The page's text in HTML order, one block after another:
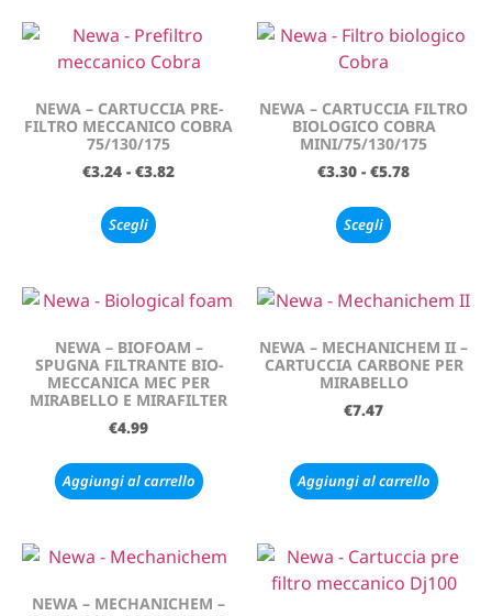
NEWA – CARTUCCIA PRE-
FILTRO MECCANICO COBRA
75/130/175
€3.24 - €3.82
Scegli
NEWA – CARTUCCIA FILTRO
BIOLOGICO COBRA
MINI/75/130/175
€3.30 - €5.78
Scegli
NEWA – BIOFOAM –
SPUGNA FILTRANTE BIO-
MECCANICA MEC PER
MIRABELLO E MIRAFILTER
€4.99
Aggiungi al carrello
NEWA – MECHANICHEM II –
CARTUCCIA CARBONE PER
MIRABELLO
€7.47
Aggiungi al carrello
NEWA – MECHANICHEM –